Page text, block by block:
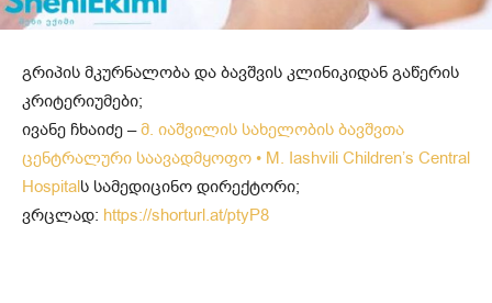
გრიპის მკურნალობა და ბავშვის კლინიკიდან გაწერის
კრიტერიუმები;
ივანე ჩხაიძე –მ. იაშვილის სახელობის ბავშვთა
ცენტრალური საავადმყოფო • M. Iashvili Children’s Central
Hospitalს სამედიცინო დირექტორი;
ვრცლად: https://shorturl.at/ptyP8